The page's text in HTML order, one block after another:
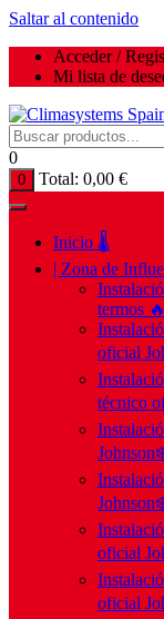
Saltar al contenido
Acceder /
Mi lista de
0
0 Total: 0,00 €
Inicio 🌡️
| Zona de
termos 🔥
oficial
técnico
oficial
oficial